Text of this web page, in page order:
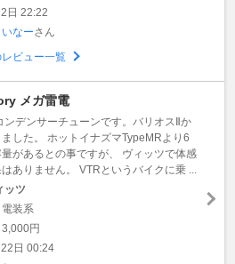
日 22:22
なーさん
ビュー一覧
メガ雷電
ンデンサーチューンです。バリオスⅡか
した。 ホットイナズマTypeMRより6
があるとの事ですが、 ヴィッツで体感
ありません。 VTRというバイクに乗 ...
ッツ
装系
円
日 00:24